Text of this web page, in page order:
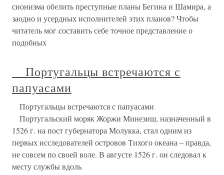
сионизма обелить преступные планы Бегина и Шамира, а
заодно и усердных исполнителей этих планов? Чтобы
читатель мог составить себе точное представление о
подобных
Португальцы встречаются с
папуасами
Португальцы встречаются с папуасами
Португальский моряк Жоржи Минезиш, назначенный в
1526 г. на пост губернатора Молукка, стал одним из
первых исследователей островов Тихого океана – правда,
не совсем по своей воле. В августе 1526 г. он следовал к
месту службы вдоль